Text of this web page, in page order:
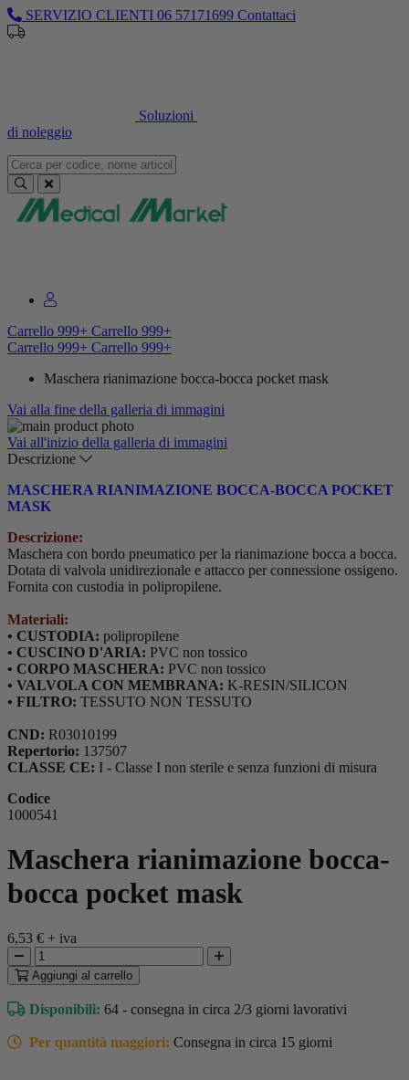
SERVIZIO CLIENTI 06 57171699 Contattaci
Soluzioni
di noleggio
Carrello 999+ Carrello 999+
Carrello 999+ Carrello 999+
Maschera rianimazione bocca-bocca pocket mask
Vai alla fine della galleria di immagini
Vai all'inizio della galleria di immagini
Descrizione
MASCHERA RIANIMAZIONE BOCCA-BOCCA POCKET
MASK
Descrizione:
Maschera con bordo pneumatico per la rianimazione bocca a bocca.
Dotata di valvola unidirezionale e attacco per connessione ossigeno.
Fornita con custodia in polipropilene.
Materiali:
• CUSTODIA: polipropilene
• CUSCINO D'ARIA: PVC non tossico
• CORPO MASCHERA: PVC non tossico
• VALVOLA CON MEMBRANA: K-RESIN/SILICON
• FILTRO: TESSUTO NON TESSUTO
CND: R03010199
Repertorio: 137507
CLASSE CE: I - Classe I non sterile e senza funzioni di misura
Codice
1000541
Maschera rianimazione bocca-
bocca pocket mask
6,53 € + iva
Aggiungi al carrello
Disponibili: 64 - consegna in circa 2/3 giorni lavorativi
Per quantità maggiori: Consegna in circa 15 giorni